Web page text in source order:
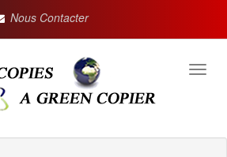
Nous Contacter